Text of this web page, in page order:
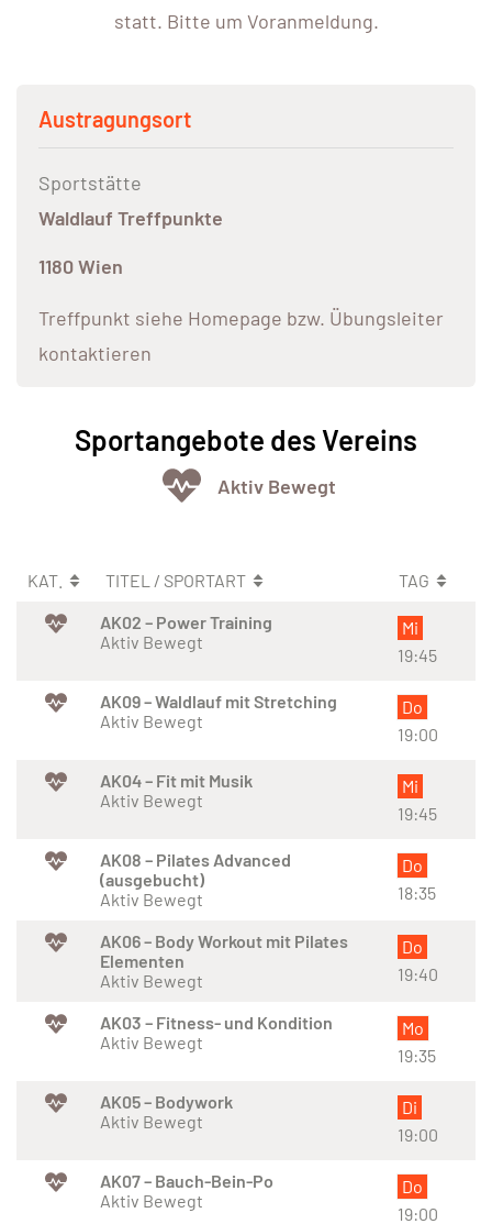
statt. Bitte um Voranmeldung.
Austragungsort
Sportstätte
Waldlauf Treffpunkte
1180 Wien
Treffpunkt siehe Homepage bzw. Übungsleiter
kontaktieren
Sportangebote des Vereins
Aktiv Bewegt
KAT. TITEL / SPORTART
TAG
AK02 – Power Training
Aktiv Bewegt
Mi
19:45
AK09 – Waldlauf mit Stretching
Aktiv Bewegt
Do
19:00
AK04 – Fit mit Musik
Aktiv Bewegt
Mi
19:45
AK08 – Pilates Advanced
(ausgebucht)
Aktiv Bewegt
Do
18:35
AK06 – Body Workout mit Pilates
Elementen
Aktiv Bewegt
Do
19:40
AK03 – Fitness- und Kondition
Aktiv Bewegt
Mo
19:35
AK05 – Bodywork
Aktiv Bewegt
Di
19:00
AK07 – Bauch-Bein-Po
Aktiv Bewegt
Do
19:00